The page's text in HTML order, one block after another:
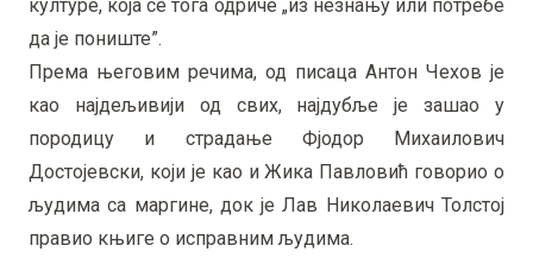
културе, која се тога одриче „из незнању или потребе
да је пониште”.
Према његовим речима, од писаца Антон Чехов је
као најдељивији од свих, најдубље је зашао у
породицу и страдање Фјодор Михаилович
Достојевски, који је као и Жика Павловић говорио о
људима са маргине, док је Лав Николаевич Толстој
правио књиге о исправним људима.